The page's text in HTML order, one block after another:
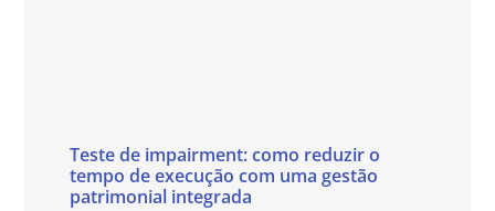
Teste de impairment: como reduzir o
tempo de execução com uma gestão
patrimonial integrada